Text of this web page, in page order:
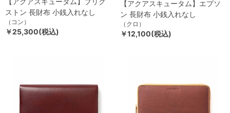
ストン 長財布 小銭入れなし
（コン）
￥25,300(税込)
【アクアスキュータム】エプソ
ン 長財布 小銭入れなし
（クロ）
￥12,100(税込)